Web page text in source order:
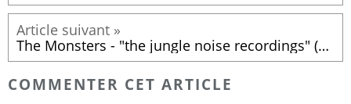
The Monsters - "the jungle noise recordings" (2016)
COMMENTER CET ARTICLE